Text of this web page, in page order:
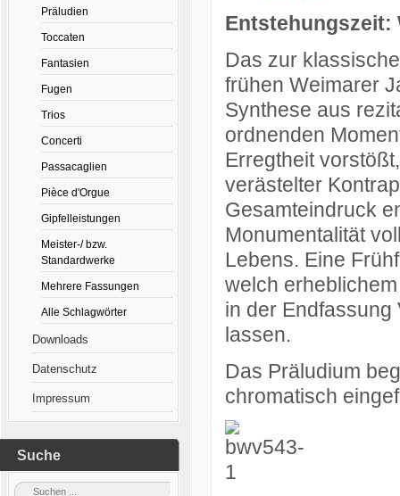
Präludien
Toccaten
Fantasien
Fugen
Trios
Concerti
Passacaglien
Pièce d'Orgue
Gipfelleistungen
Meister-/ bzw.
Standardwerke
Mehrere Fassungen
Alle Schlagwörter
Downloads
Datenschutz
Impressum
Suche
Entstehungszeit:
Das zur
frühen Weimarer
Synthese aus
ordnenden
Erregtheit
verästelter
Gesamteindruck
Monumentalität
Lebens. Eine
welch
in der Endfassung
lassen.
Das Präludium
chromatisch